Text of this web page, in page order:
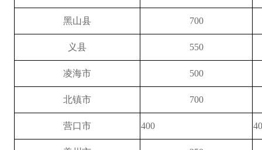
黑山县 700
义县 550
凌海市 500
北镇市 700
营口市 400